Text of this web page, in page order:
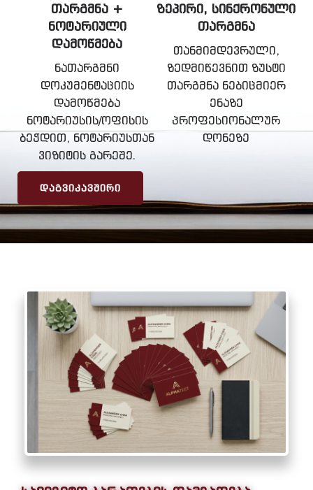
ᲗᲐᲠᲒᲛᲜᲐ +
ᲜᲝᲢᲐᲠᲘᲣᲚᲘ
ᲓᲐᲛᲝᲬᲛᲔᲑᲐ
ნათარგმნი
დოკუმენტაციის
დამოწმება
ნოტარიუსის/ოფისის
ბეჭდით, ნოტარიუსთან
ვიზიტის გარეშე.
ᲓᲐᲒᲕᲘᲙᲐᲕᲨᲘᲠᲘ
ᲖᲔᲞᲘᲠᲘ, ᲡᲘᲜᲥᲠᲝᲜᲣᲚᲘ
ᲗᲐᲠᲒᲛᲜᲐ
თანმიმდევრული,
ზედმიწევნით ზუსტი
თარგმნა ნებიცმიერ
ენაზე
პროფესიონალურ
დონეზე